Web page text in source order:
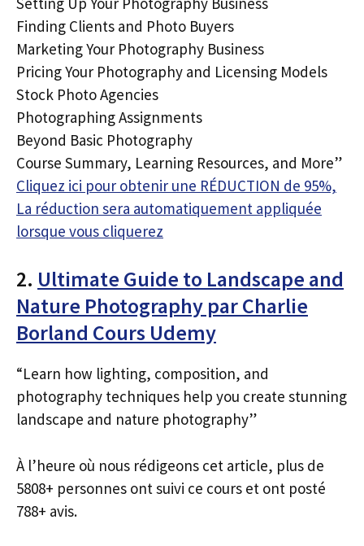
Finding Clients and Photo Buyers
Marketing Your Photography Business
Pricing Your Photography and Licensing Models
Stock Photo Agencies
Photographing Assignments
Beyond Basic Photography
Course Summary, Learning Resources, and More”
Cliquez ici pour obtenir une RÉDUCTION de 95%,
La réduction sera automatiquement appliquée
lorsque vous cliquerez
2. Ultimate Guide to Landscape and
Nature Photography par Charlie
Borland Cours Udemy
“Learn how lighting, composition, and
photography techniques help you create stunning
landscape and nature photography”
À l’heure où nous rédigeons cet article, plus de
5808+ personnes ont suivi ce cours et ont posté
788+ avis.